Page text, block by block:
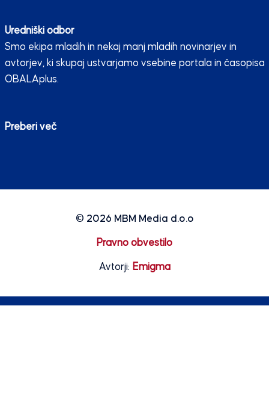
Uredniški odbor
Smo ekipa mladih in nekaj manj mladih novinarjev in
avtorjev, ki skupaj ustvarjamo vsebine portala in časopisa
OBALAplus.
Preberi več
© 2026 MBM Media d.o.o
Pravno obvestilo
Avtorji: Emigma